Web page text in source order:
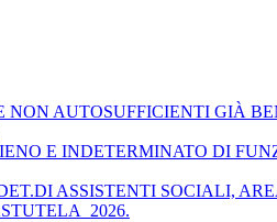
NON AUTOSUFFICIENTI GIÀ
E INDETERMINATO DI
ASSISTENTI SOCIALI,